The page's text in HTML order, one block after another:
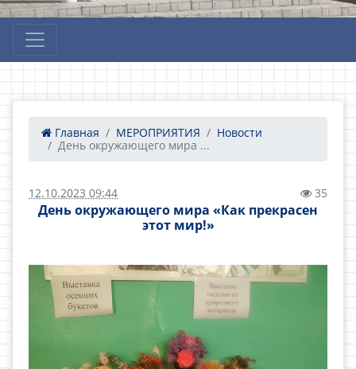
Главная МЕРОПРИЯТИЯ
Новости
День окружающего мира ...
12.10.2023 09:44 35
День окружающего мира «Как прекрасен
этот мир!»